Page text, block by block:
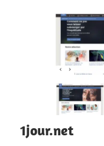
1jour.net